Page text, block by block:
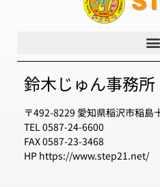
鈴木じゅん事務所
〒492-8229 愛知県稲沢市稲島
TEL 0587-24-6600
FAX 0587-23-3468
HP https://www.step21.net/